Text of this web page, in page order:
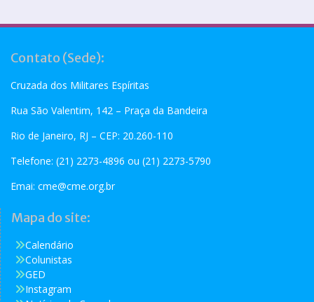
Contato (Sede):
Cruzada dos Militares Espíritas
Rua São Valentim, 142 – Praça da Bandeira
Rio de Janeiro, RJ – CEP: 20.260-110
Telefone: (21) 2273-4896 ou (21) 2273-5790
Emai: cme@cme.org.br
Mapa do site:
Calendário
Colunistas
GED
Instagram